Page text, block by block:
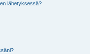
lähetyksessä?